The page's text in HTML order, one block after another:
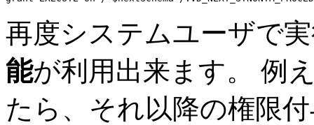
再度システムユーザで
能が利用出来ます。 例
たら、それ以降の権限